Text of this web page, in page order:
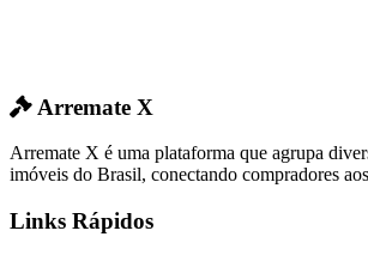
Arremate X
Arremate X é uma plataforma que agrupa
imóveis do Brasil, conectando compradores
Links Rápidos